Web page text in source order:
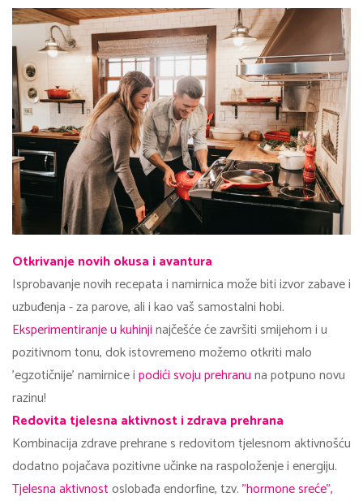
Otkrivanje novih okusa i avantura
Isprobavanje novih recepata i namirnica može biti izvor zabave i
uzbuđenja - za parove, ali i kao vaš samostalni hobi.
Eksperimentiranje u kuhinjinajčešće će završiti smijehom i u
pozitivnom tonu, dok istovremeno možemo otkriti malo
'egzotičnije' namirnice ipodići svoju prehranuna potpuno novu
razinu!
Redovita tjelesna aktivnost i zdrava prehrana
Kombinacija zdrave prehrane s redovitom tjelesnom aktivnošću
dodatno pojačava pozitivne učinke na raspoloženje i energiju.
Tjelesna aktivnostoslobađa endorfine, tzv."hormone sreće",